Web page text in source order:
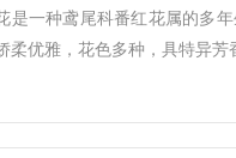
是一种鸢尾科番红花属的多
柔优雅，花色多种，具特异芳